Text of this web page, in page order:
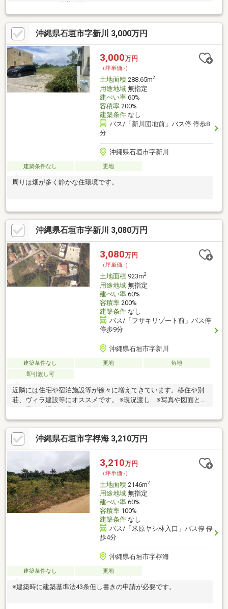
沖縄県石垣市字新川 3,000万円
3,000万円
（坪単価:-）
土地面積288.65m2
用途地域無指定
建ぺい率60%
容積率200%
建築条件なし
バス/「新川団地前」バス停 停歩8
分
沖縄県石垣市字新川
建築条件なし 更地
周りは畑が多く静かな住環境です。
沖縄県石垣市字新川 3,080万円
3,080万円
（坪単価:-）
土地面積923m2
用途地域無指定
建ぺい率60%
容積率200%
建築条件なし
バス/「フサキリゾート前」バス停
停歩9分
沖縄県石垣市字新川
建築条件なし 更地
角地
即引渡し可
近隣には住宅や宿泊施設等が徐々に増えてきています。移住や別
荘、ヴィラ建設等にオススメです。 ※現況渡し ※写真や図面と現
況が異なる場合は現況を優先します
沖縄県石垣市字桴海 3,210万円
3,210万円
（坪単価:-）
土地面積2146m2
用途地域無指定
建ぺい率60%
容積率100%
建築条件なし
バス/「米原ヤシ林入口」バス停 停
歩4分
沖縄県石垣市字桴海
建築条件なし 更地
※建築時に建築基準法43条但し書きの申請が必要です。